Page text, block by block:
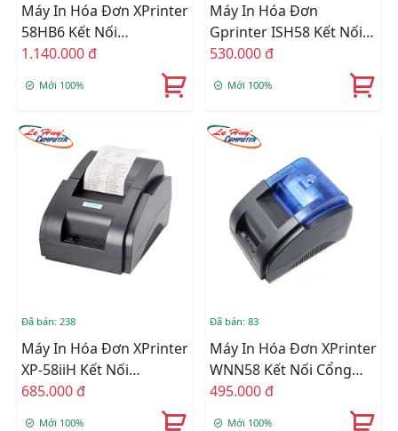
Máy In Hóa Đơn XPrinter
58HB6 Kết Nối
USB/Bluetooth
1.140.000 đ
Mới 100%
Máy In Hóa Đơn
Gprinter ISH58 Kết Nối
USB/Bluetooth
530.000 đ
Mới 100%
Đã bán: 238
Máy In Hóa Đơn XPrinter
XP-58iiH Kết Nối
USB/Bluetooth
685.000 đ
Mới 100%
Đã bán: 83
Máy In Hóa Đơn XPrinter
WNN58 Kết Nối Cổng
USB/Bluetooth
495.000 đ
Mới 100%